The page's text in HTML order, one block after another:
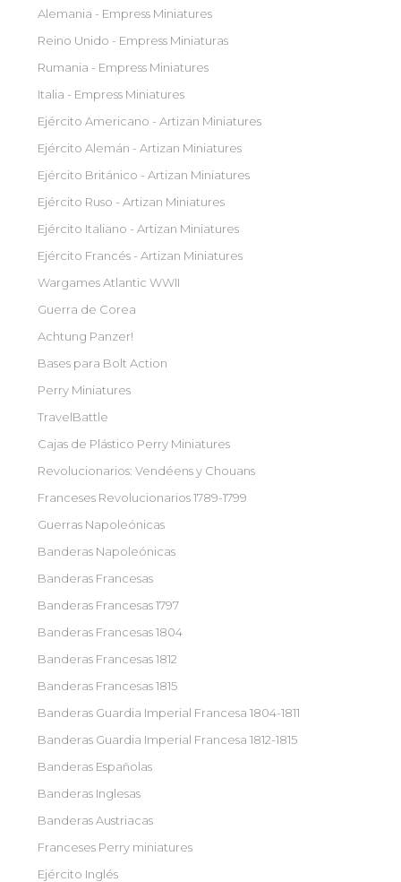
Alemania - Empress Miniatures
Reino Unido - Empress Miniaturas
Rumania - Empress Miniatures
Italia - Empress Miniatures
Ejército Americano - Artizan Miniatures
Ejército Alemán - Artizan Miniatures
Ejército Británico - Artizan Miniatures
Ejército Ruso - Artizan Miniatures
Ejército Italiano - Artizan Miniatures
Ejército Francés - Artizan Miniatures
Wargames Atlantic WWII
Guerra de Corea
Achtung Panzer!
Bases para Bolt Action
Perry Miniatures
TravelBattle
Cajas de Plástico Perry Miniatures
Revolucionarios: Vendéens y Chouans
Franceses Revolucionarios 1789-1799
Guerras Napoleónicas
Banderas Napoleónicas
Banderas Francesas
Banderas Francesas 1797
Banderas Francesas 1804
Banderas Francesas 1812
Banderas Francesas 1815
Banderas Guardia Imperial Francesa 1804-1811
Banderas Guardia Imperial Francesa 1812-1815
Banderas Españolas
Banderas Inglesas
Banderas Austriacas
Franceses Perry miniatures
Ejército Inglés